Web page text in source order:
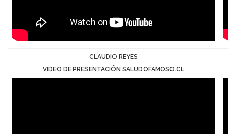
CLAUDIO REYES
VIDEO DE PRESENTACIÓN SALUDOFAMOSO.CL